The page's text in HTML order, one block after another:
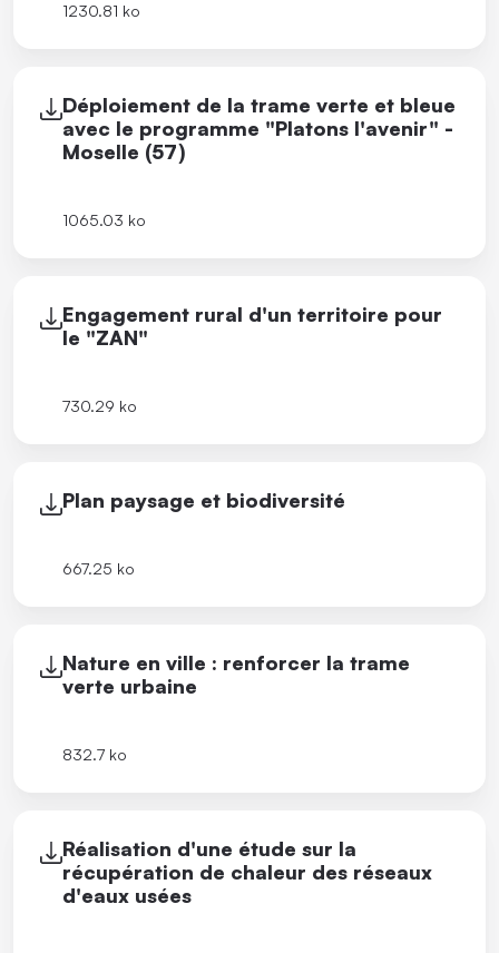
1230.81 ko
Déploiement de la trame verte et bleue
avec le programme "Platons l'avenir" -
Moselle (57)
1065.03 ko
Engagement rural d'un territoire pour
le "ZAN"
730.29 ko
Plan paysage et biodiversité
667.25 ko
Nature en ville : renforcer la trame
verte urbaine
832.7 ko
Réalisation d'une étude sur la
récupération de chaleur des réseaux
d'eaux usées